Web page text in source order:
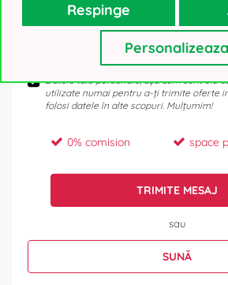
Datele tale personale, așa cum sunt ele
utilizate numai pentru a-ți trimite oferte
folosi datele în alte scopuri. Mulțumim!
0% comision space
TRIMITE MESAJ
sau
SUNĂ
Respinge
Personalizeaza